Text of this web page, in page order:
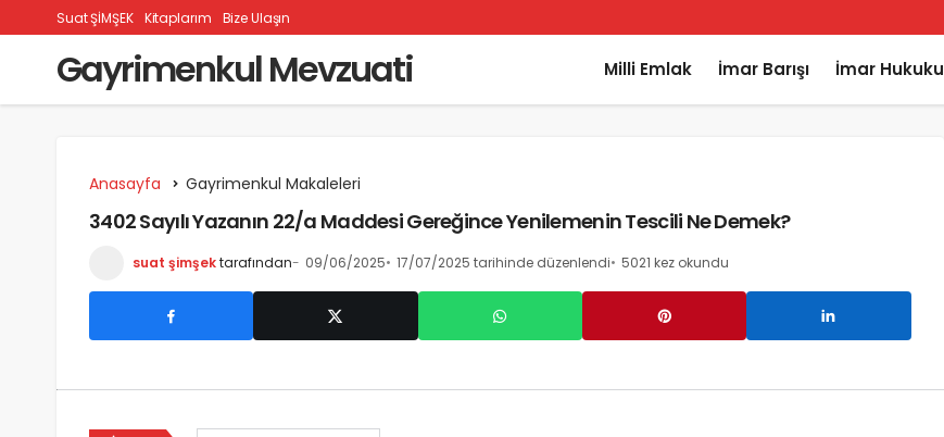
Suat ŞİMŞEK Kitaplarım Bize Ulaşın
Gayrimenkul Mevzuati Milli Emlak İmar Barışı İmar Hukuku
Anasayfa Gayrimenkul Makaleleri
3402 Sayılı Yazanın 22/a Maddesi Gereğince Yenilemenin Tescili Ne Demek?
suat şimşektarafından 09/06/2025 17/07/2025 tarihinde düzenlendi 5021 kez okundu